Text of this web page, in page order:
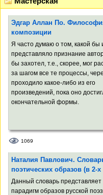
векам. Предельно явив свой
беспредельно являет все, что
век: навек.
Эдгар Аллан По.
композиции
Я часто думаю о том, какой бы
представляло признание
бы захотел, т.е., скорее, мог
за шагом все те процессы,
проходило какое-либо из его
произведений, пока оно
окончательной формы.
1069
Наталия Павлович.
поэтических образов (в 2-х
Данный словарь представляет
парадигм образов русской